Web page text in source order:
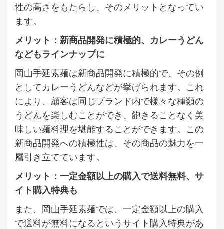
性の高さをもたらし、そのメリットとなってい
ます。
メリット：新商品開発に積極的、カレーうどん
などもラインナップに
岡山手延素麺は新商品開発に積極的で、その例
としてカレーうどんなどが挙げられます。これ
により、顧客は同じブランド内で様々な種類の
うどんを楽しむことができ、飽きることなく美
味しい麺料理を堪能することができます。この
新商品開発への積極性は、その商品の魅力を一
層引き立てています。
メリット：一定金額以上の購入で送料無料、サ
イト購入特典も
また、岡山手延素麺では、一定金額以上の購入
で送料が無料になるというサイト購入特典があ